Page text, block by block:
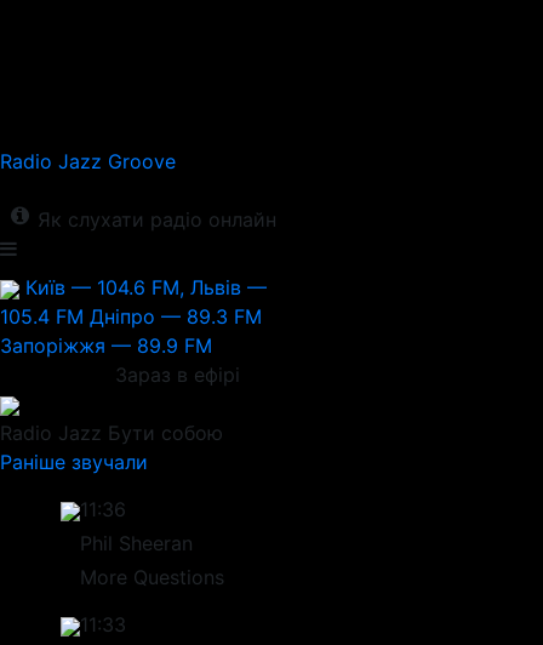
Radio Jazz Groove
Як слухати радіо онлайн
Київ — 104.6 FM, Львів —
105.4 FM Дніпро — 89.3 FM
Запоріжжя — 89.9 FM
Зараз в ефірі
Radio Jazz Бути собою
Раніше звучали
11:36
Phil Sheeran
More Questions
11:33